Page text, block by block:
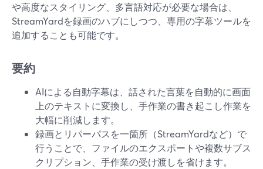
や高度なスタイリング、多言語対応が必要な場合は、
StreamYardを録画のハブにしつつ、専用の字幕ツールを
追加することも可能です。
要約
AIによる自動字幕は、話された言葉を自動的に画面
上のテキストに変換し、手作業の書き起こし作業を
大幅に削減します。
録画とリパーパスを一箇所（StreamYardなど）で
行うことで、ファイルのエクスポートや複数サブス
クリプション、手作業の受け渡しを省けます。